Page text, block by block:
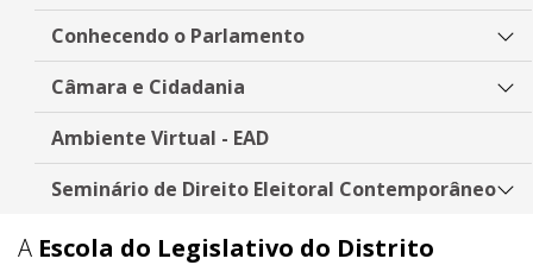
Conhecendo o Parlamento
Câmara e Cidadania
Ambiente Virtual - EAD
Seminário de Direito Eleitoral Contemporâneo
A Escola do Legislativo do Distrito